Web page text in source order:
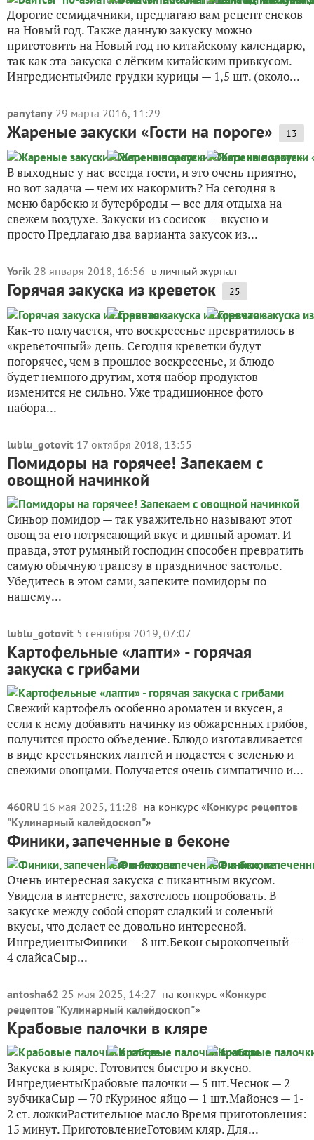
Дорогие семидачники, предлагаю вам рецепт снеков
на Новый год. Также данную закуску можно
приготовить на Новый год по китайскому календарю,
так как эта закуска с лёгким китайским привкусом.
ИнгредиентыФиле грудки курицы — 1,5 шт. (около...
panytany 29 марта 2016, 11:29
Жареные закуски «Гости на пороге» 13
В выходные у нас всегда гости, и это очень приятно,
но вот задача — чем их накормить? На сегодня в
меню барбекю и бутерброды — все для отдыха на
свежем воздухе. Закуски из сосисок — вкусно и
просто Предлагаю два варианта закусок из...
Yorik 28 января 2018, 16:56 в личный журнал
Горячая закуска из креветок 25
Как-то получается, что воскресенье превратилось в
«креветочный» день. Сегодня креветки будут
погорячее, чем в прошлое воскресенье, и блюдо
будет немного другим, хотя набор продуктов
изменится не сильно. Уже традиционное фото
набора...
lublu_gotovit 17 октября 2018, 13:55
Помидоры на горячее! Запекаем с
овощной начинкой
Синьор помидор — так уважительно называют этот
овощ за его потрясающий вкус и дивный аромат. И
правда, этот румяный господин способен превратить
самую обычную трапезу в праздничное застолье.
Убедитесь в этом сами, запеките помидоры по
нашему...
lublu_gotovit 5 сентября 2019, 07:07
Картофельные «лапти» - горячая
закуска с грибами
Свежий картофель особенно ароматен и вкусен, а
если к нему добавить начинку из обжаренных грибов,
получится просто объедение. Блюдо изготавливается
в виде крестьянских лаптей и подается с зеленью и
свежими овощами. Получается очень симпатично и...
460RU 16 мая 2025, 11:28 на конкурс «Конкурс рецептов
"Кулинарный калейдоскоп"»
Финики, запеченные в беконе
Очень интересная закуска с пикантным вкусом.
Увидела в интернете, захотелось попробовать. В
закуске между собой спорят сладкий и соленый
вкусы, что делает ее довольно интересной.
ИнгредиентыФиники — 8 шт.Бекон сырокопченый —
4 слайсаСыр...
antosha62 25 мая 2025, 14:27 на конкурс «Конкурс
рецептов "Кулинарный калейдоскоп"»
Крабовые палочки в кляре
Закуска в кляре. Готовится быстро и вкусно.
ИнгредиентыКрабовые палочки — 5 шт.Чеснок — 2
зубчикаСыр — 70 гКуриное яйцо — 1 шт.Майонез — 1-
2 ст. ложкиРастительное масло Время приготовления:
15 минут. ПриготовлениеГотовим кляр. Для...